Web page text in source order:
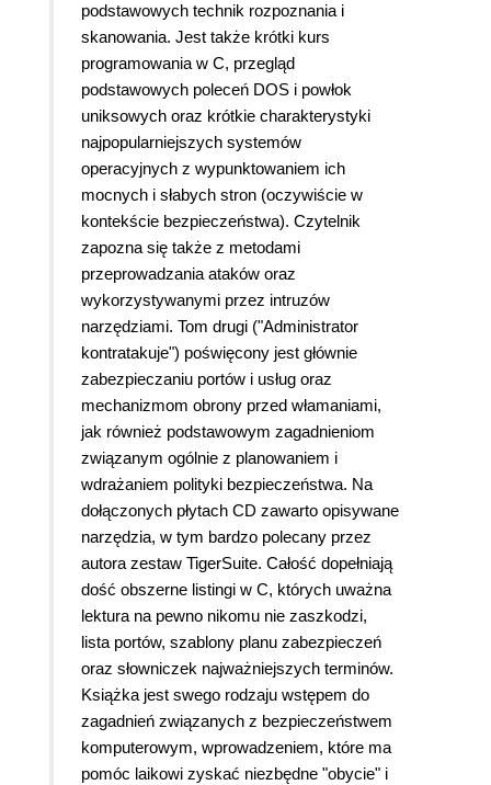
podstawowych technik rozpoznania i
skanowania. Jest także krótki kurs
programowania w C, przegląd
podstawowych poleceń DOS i powłok
uniksowych oraz krótkie charakterystyki
najpopularniejszych systemów
operacyjnych z wypunktowaniem ich
mocnych i słabych stron (oczywiście w
kontekście bezpieczeństwa). Czytelnik
zapozna się także z metodami
przeprowadzania ataków oraz
wykorzystywanymi przez intruzów
narzędziami. Tom drugi ("Administrator
kontratakuje") poświęcony jest głównie
zabezpieczaniu portów i usług oraz
mechanizmom obrony przed włamaniami,
jak również podstawowym zagadnieniom
związanym ogólnie z planowaniem i
wdrażaniem polityki bezpieczeństwa. Na
dołączonych płytach CD zawarto opisywane
narzędzia, w tym bardzo polecany przez
autora zestaw TigerSuite. Całość dopełniają
dość obszerne listingi w C, których uważna
lektura na pewno nikomu nie zaszkodzi,
lista portów, szablony planu zabezpieczeń
oraz słowniczek najważniejszych terminów.
Książka jest swego rodzaju wstępem do
zagadnień związanych z bezpieczeństwem
komputerowym, wprowadzeniem, które ma
pomóc laikowi zyskać niezbędne "obycie" i